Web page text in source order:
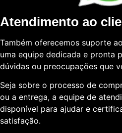
Atendimento ao
Também oferecemos suporte
uma equipe dedicada e pronta
dúvidas ou preocupações que
Seja sobre o processo de
ou a entrega, a equipe de
disponível para ajudar e
satisfação.